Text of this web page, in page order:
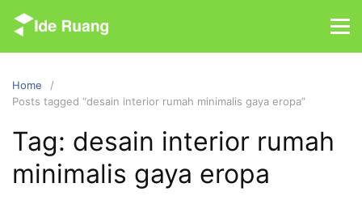
i
Home
Posts tagged “desain interior rumah minimalis gaya eropa”
Tag: desain interior rumah
minimalis gaya eropa